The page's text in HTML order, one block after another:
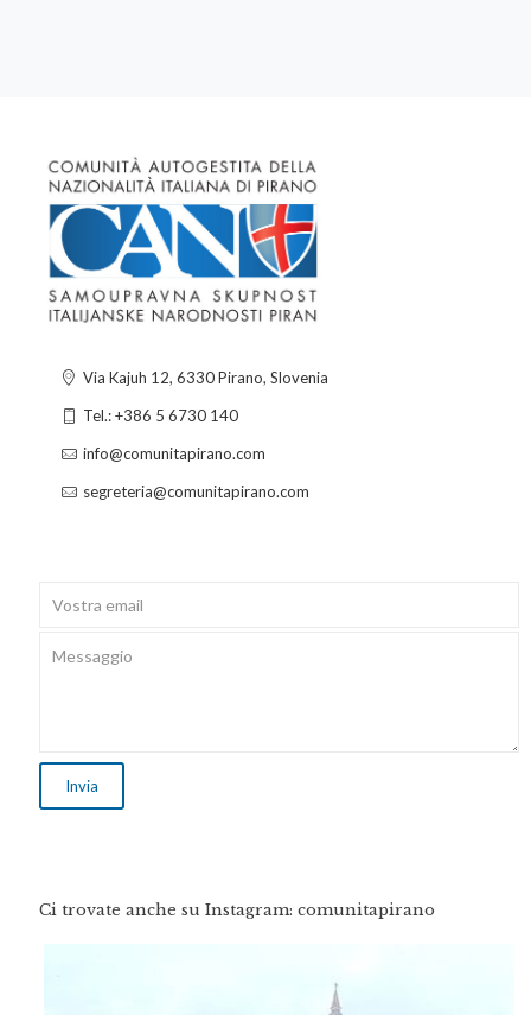
Via Kajuh 12, 6330 Pirano, Slovenia
Tel.: +386 5 6730 140
info@comunitapirano.com
segreteria@comunitapirano.com
Ci trovate anche su Instagram: comunitapirano